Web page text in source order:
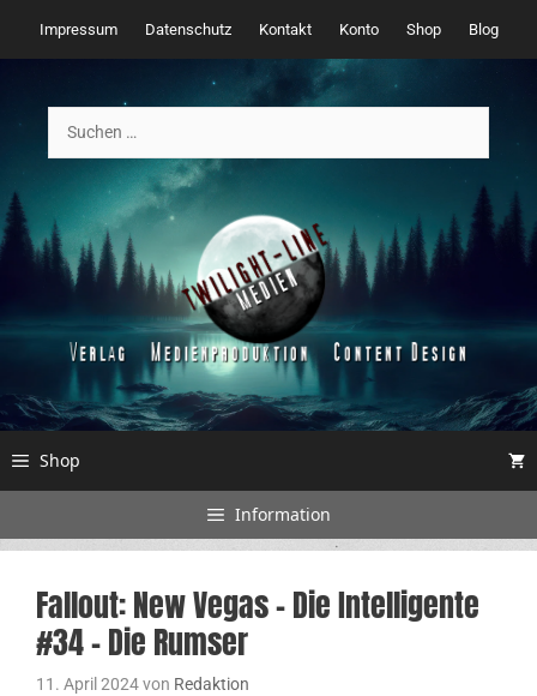
Inhalt
springen
Impressum Datenschutz Kontakt Konto Shop Blog
nach:
Shop
Information
Fallout: New Vegas – Die Intelligente
#34 – Die Rumser
11. April 2024von Redaktion